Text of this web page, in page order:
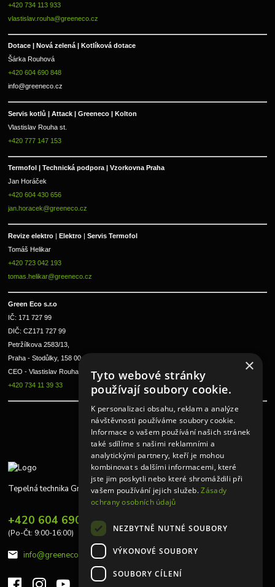
+420 734 113 933
vlastislav.rouha@greeneco.cz
Dotace | Nová zelená | Kotlíková dotace
Šárka Rouhová
+420 604 690 848
info@greeneco.cz
Servis kotlů | Attack | Greeneco | Kolton
Vlastislav Rouha st.
+420 777 147 153
Termofol | Technická podpora | Vzorkovna Praha
Jan Horáček
+420 604 430 656
jan.horacek@greeneco.cz
Revize elektro | Elektro | Servis Termofol
Tomáš Helikar
+420 723 042 193
tomas.helikar@greeneco.cz
Green Eco s.r.o
IČ: 171 727 99
DIČ: CZ171 727 99
Petržílkova 2583/13,
Praha - Stodůlky, 158 00
CEO - Vlastislav Rouha ml.
+420 734 11 39 33
Tepelná technika Greeneco
+420 604 690 848
(Po-Čt: 9:00-16:00)
info@greeneco.cz
×
Tyto webové stránky
používají soubory cookie.
K personalizaci obsahu, reklam a analýze
návštěvnosti používáme soubory cookie.
Informace o vašem používání našich stránek
také sdílíme s našimi reklamními a
analytickými partnery, kteří je mohou
kombinovat s dalšími informacemi, které
jste jim poskytli nebo které shromáždili při
vašem používání jejich služeb.Zásady
ochrany osobních údajů
NEZBYTNĚ NUTNÉ SOUBORY
VÝKONOVÉ SOUBORY
SOUBORY CÍLENÍ